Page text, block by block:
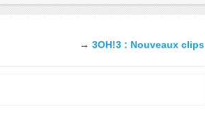
→ 3OH!3 : Nouveaux clips